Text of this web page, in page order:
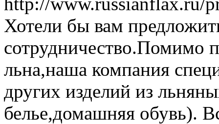
Хотели бы вам
сотрудничество.Помимо
льна,наша компания
других изделий из
белье,домашняя обувь).